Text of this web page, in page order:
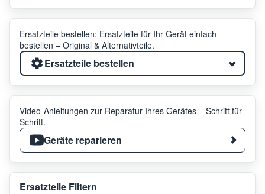
Ersatzteile bestellen: Ersatzteile für Ihr Gerät einfach
bestellen – Original & Alternativteile.
Ersatzteile bestellen
Video-Anleitungen zur Reparatur Ihres Gerätes – Schritt für
Schritt.
Geräte reparieren
Ersatzteile Filtern